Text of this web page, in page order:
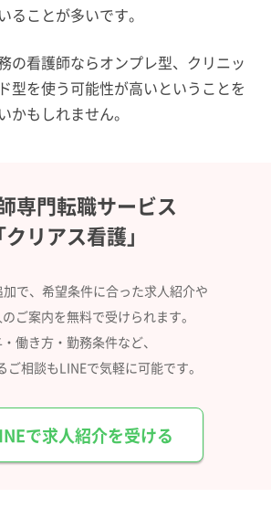
ることが多いです。
の看護師ならオンプレ型、クリニッ
型を使う可能性が高いということを
かもしれません。
専門転職サービス
「クリアス看護」
加で、希望条件に合った求人紹介や
ご案内を無料で受けられます。
働き方・勤務条件など、
ご相談もLINEで気軽に可能です。
で求人紹介を受ける